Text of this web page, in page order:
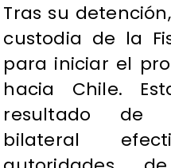
Tras su
custodia de la
para iniciar el
hacia Chile.
resultado de
bilateral